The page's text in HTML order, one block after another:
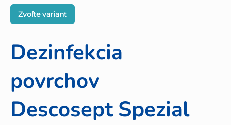
Dezinfekcia
povrchov
Descosept Spezial
Zvoľte variant